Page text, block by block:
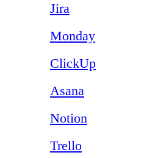
Jira
Monday
ClickUp
Asana
Notion
Trello